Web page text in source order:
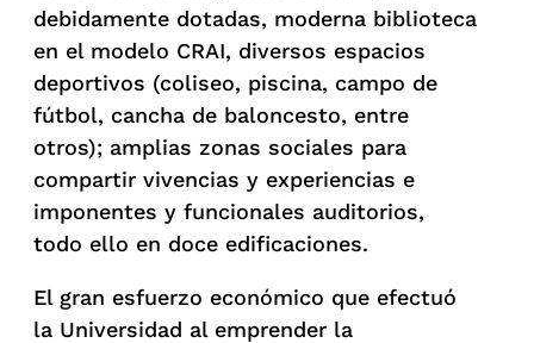
debidamente dotadas, moderna biblioteca
en el modelo CRAI, diversos espacios
deportivos (coliseo, piscina, campo de
fútbol, cancha de baloncesto, entre
otros); amplias zonas sociales para
compartir vivencias y experiencias e
imponentes y funcionales auditorios,
todo ello en doce edificaciones.
El gran esfuerzo económico que efectuó
la Universidad al emprender la